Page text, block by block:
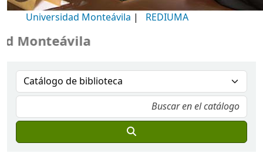
Universidad Monteávila | REDIUMA